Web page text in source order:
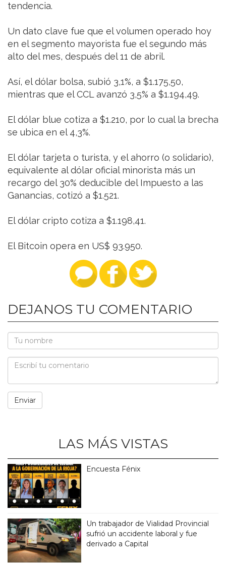
tendencia.
Un dato clave fue que el volumen operado hoy
en el segmento mayorista fue el segundo más
alto del mes, después del 11 de abril.
Así, el dólar bolsa, subió 3,1%, a $1.175,50,
mientras que el CCL avanzó 3,5% a $1.194,49.
El dólar blue cotiza a $1.210, por lo cual la brecha
se ubica en el 4,3%.
El dólar tarjeta o turista, y el ahorro (o solidario),
equivalente al dólar oficial minorista más un
recargo del 30% deducible del Impuesto a las
Ganancias, cotizó a $1.521.
El dólar cripto cotiza a $1.198,41.
El Bitcoin opera en US$ 93.950.
DEJANOS TU COMENTARIO
LAS MÁS VISTAS
Encuesta Fénix
Un trabajador de Vialidad Provincial
sufrió un accidente laboral y fue
derivado a Capital